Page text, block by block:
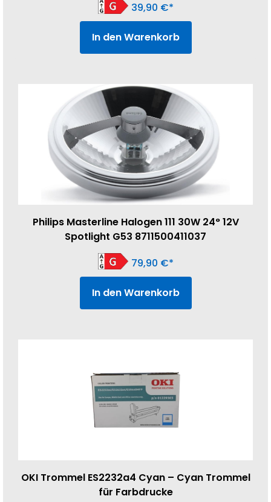
39,90 €
In den Warenkorb
Philips Masterline Halogen 111 30W 24° 12V
Spotlight G53 8711500411037
79,90 €
In den Warenkorb
OKI Trommel ES2232a4 Cyan – Cyan Trommel
für Farbdrucke